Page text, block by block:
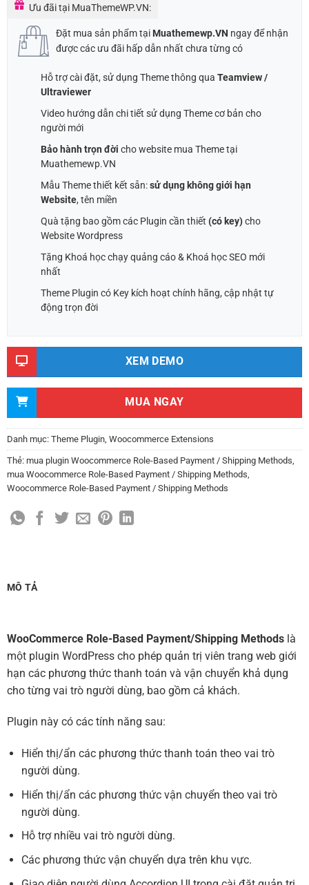
Ưu đãi tại MuaThemeWP.VN:
Đặt mua sản phẩm tại Muathemewp.VN ngay để nhận
được các ưu đãi hấp dẫn nhất chưa từng có
Hỗ trợ cài đặt, sử dụng Theme thông qua Teamview /
Ultraviewer
Video hướng dẫn chi tiết sử dụng Theme cơ bản cho
người mới
Bảo hành trọn đời cho website mua Theme tại
Muathemewp.VN
Mẫu Theme thiết kết sẵn:sử dụng không giới hạn
Website, tên miền
Quà tặng bao gồm các Plugin cần thiết (có key)cho
Website Wordpress
Tặng Khoá học chạy quảng cáo & Khoá học SEO mới
nhất
Theme Plugin có Key kích hoạt chính hãng, cập nhật tự
động trọn đời
XEM DEMO
MUA NGAY
Danh mục: Theme Plugin, Woocommerce Extensions
Thẻ: mua plugin Woocommerce Role-Based Payment / Shipping Methods,
mua Woocommerce Role-Based Payment / Shipping Methods,
Woocommerce Role-Based Payment / Shipping Methods
MÔ TẢ
WooCommerce Role-Based Payment/Shipping Methods là
một plugin WordPress cho phép quản trị viên trang web giới
hạn các phương thức thanh toán và vận chuyển khả dụng
cho từng vai trò người dùng, bao gồm cả khách.
Plugin này có các tính năng sau:
Hiển thị/ẩn các phương thức thanh toán theo vai trò
người dùng.
Hiển thị/ẩn các phương thức vận chuyển theo vai trò
người dùng.
Hỗ trợ nhiều vai trò người dùng.
Các phương thức vận chuyển dựa trên khu vực.